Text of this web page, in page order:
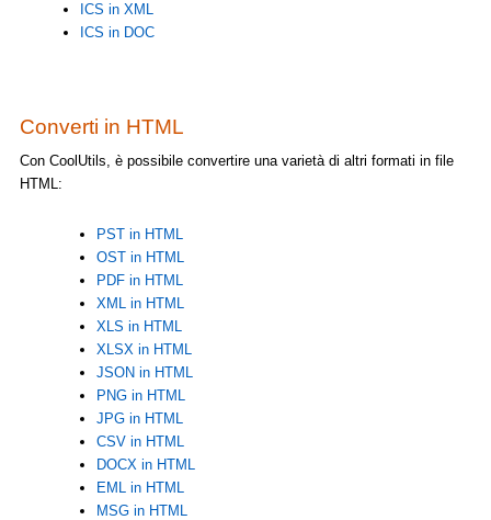
ICS in XML
ICS in DOC
Converti in HTML
Con CoolUtils, è possibile convertire una varietà di altri formati in file
HTML:
PST in HTML
OST in HTML
PDF in HTML
XML in HTML
XLS in HTML
XLSX in HTML
JSON in HTML
PNG in HTML
JPG in HTML
CSV in HTML
DOCX in HTML
EML in HTML
MSG in HTML